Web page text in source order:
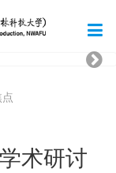
术研讨